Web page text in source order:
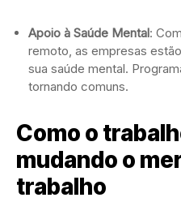
Apoio à Saúde Mental:
remoto, as empresas
sua saúde mental.
tornando comuns.
Como o
mudando o
trabalho